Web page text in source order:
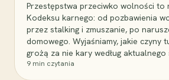
Przestępstwa przeciwko wolności to
Kodeksu karnego: od pozbawienia
przez stalking i zmuszanie, po
domowego. Wyjaśniamy, jakie czyny
grożą za nie kary według
9 min czytania